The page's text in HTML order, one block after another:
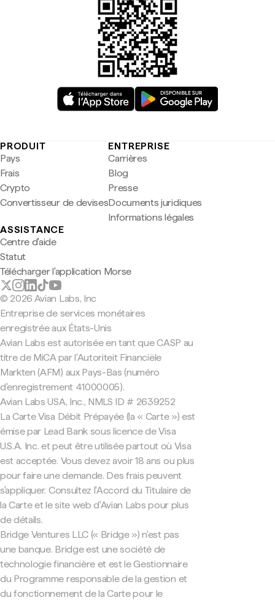
PRODUIT
Pays
Frais
Crypto
Convertisseur de devises
ENTREPRISE
Carrières
Blog
Presse
Documents juridiques
Informations légales
ASSISTANCE
Centre d'aide
Statut
Télécharger l'application Morse
© 2026 Avian Labs, Inc
Entreprise de services monétaires
enregistrée aux États-Unis
Avian Labs est autorisée en tant que CASP au
titre de MiCA par l'Autoriteit Financiële
Markten (AFM) aux Pays-Bas (numéro
d'enregistrement 41000005).
Avian Labs USA, Inc., NMLS ID # 2639252
La Carte Visa Débit Prépayée (la « Carte ») est
émise par Lead Bank sous licence de Visa
U.S.A. Inc. et peut être utilisée partout où Visa
est acceptée. Vous devez avoir 18 ans ou plus
pour faire une demande. Des frais peuvent
s'appliquer. Consultez l'Accord du Titulaire de
la Carte et le site web d'Avian Labs pour plus
de détails.
Bridge Ventures LLC (« Bridge ») n'est pas
une banque. Bridge est une société de
technologie financière et est le Gestionnaire
du Programme responsable de la gestion et
du fonctionnement de la Carte pour le